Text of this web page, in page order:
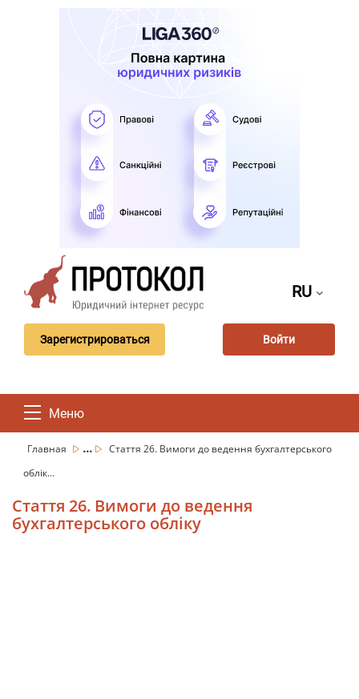
RU
Зарегистрироваться Войти
Меню
Главная ...
Стаття 26. Вимоги до ведення бухгалтерського
облік...
Стаття 26. Вимоги до ведення
бухгалтерського обліку